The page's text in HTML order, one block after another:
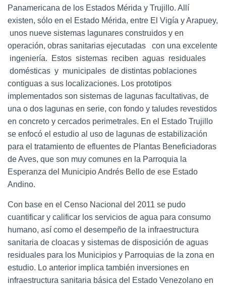
Panamericana de los Estados Mérida y Trujillo. Allí
existen, sólo en el Estado Mérida, entre El Vigía y Arapuey,
unos nueve sistemas lagunares construidos y en
operación, obras sanitarias ejecutadas con una excelente
ingeniería. Estos sistemas reciben aguas residuales
domésticas y municipales de distintas poblaciones
contiguas a sus localizaciones. Los prototipos
implementados son sistemas de lagunas facultativas, de
una o dos lagunas en serie, con fondo y taludes revestidos
en concreto y cercados perimetrales. En el Estado Trujillo
se enfocó el estudio al uso de lagunas de estabilización
para el tratamiento de efluentes de Plantas Beneficiadoras
de Aves, que son muy comunes en la Parroquia la
Esperanza del Municipio Andrés Bello de ese Estado
Andino.
Con base en el Censo Nacional del 2011 se pudo
cuantificar y calificar los servicios de agua para consumo
humano, así como el desempeño de la infraestructura
sanitaria de cloacas y sistemas de disposición de aguas
residuales para los Municipios y Parroquias de la zona en
estudio. Lo anterior implica también inversiones en
infraestructura sanitaria básica del Estado Venezolano en